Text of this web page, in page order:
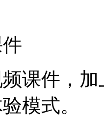
课件，
模式。